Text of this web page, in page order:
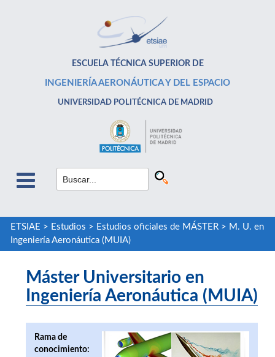
ESCUELA TÉCNICA SUPERIOR DE
INGENIERÍA AERONÁUTICA Y DEL ESPACIO
UNIVERSIDAD POLITÉCNICA DE MADRID
ETSIAE > Estudios > Estudios oficiales de MÁSTER> M. U. en
Ingeniería Aeronáutica (MUIA)
Máster Universitario en
Ingeniería Aeronáutica (MUIA)
Rama de
conocimiento: